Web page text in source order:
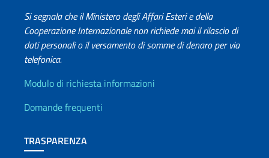
Si segnala che il Ministero degli Affari Esteri e della
Cooperazione Internazionale non richiede mai il rilascio di
dati personali o il versamento di somme di denaro per via
telefonica.
Info utili
Modulo di richiesta informazioni
Domande frequenti
TRASPARENZA